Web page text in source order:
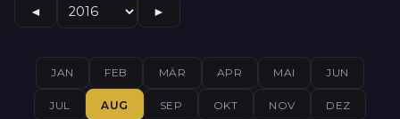
◄ ►
JAN FEB MÄR APR MAI JUN
JUL AUG SEP OKT NOV DEZ